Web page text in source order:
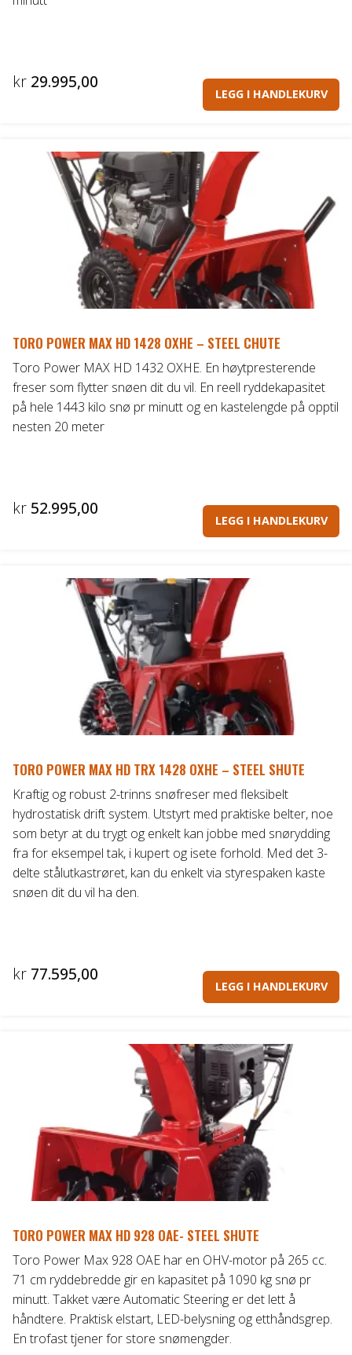
kr 29.995,00
LEGG I HANDLEKURV
TORO POWER MAX HD 1428 OXHE – STEEL CHUTE
Toro Power MAX HD 1432 OXHE. En høytpresterende
freser som flytter snøen dit du vil. En reell ryddekapasitet
på hele 1443 kilo snø pr minutt og en kastelengde på opptil
nesten 20 meter
kr 52.995,00
LEGG I HANDLEKURV
TORO POWER MAX HD TRX 1428 OXHE – STEEL SHUTE
Kraftig og robust 2-trinns snøfreser med fleksibelt
hydrostatisk drift system. Utstyrt med praktiske belter, noe
som betyr at du trygt og enkelt kan jobbe med snørydding
fra for eksempel tak, i kupert og isete forhold. Med det 3-
delte stålutkastrøret, kan du enkelt via styrespaken kaste
snøen dit du vil ha den.
kr 77.595,00
LEGG I HANDLEKURV
TORO POWER MAX HD 928 OAE- STEEL SHUTE
Toro Power Max 928 OAE har en OHV-motor på 265 cc.
71 cm ryddebredde gir en kapasitet på 1090 kg snø pr
minutt. Takket være Automatic Steering er det lett å
håndtere. Praktisk elstart, LED-belysning og etthåndsgrep.
En trofast tjener for store snømengder.